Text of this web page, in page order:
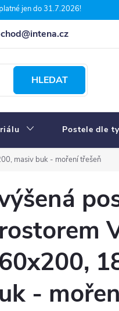
jen do 31.7.2026!
u Intena nábytek
HLEDAT
Postele dle
masiv buk - moření třešeň
-